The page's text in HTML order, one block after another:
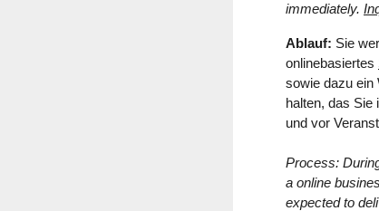
immediately.
Ablauf: Sie
onlinebasiertes
sowie dazu ein
halten, das Sie
und vor
Process:
a online
expected to